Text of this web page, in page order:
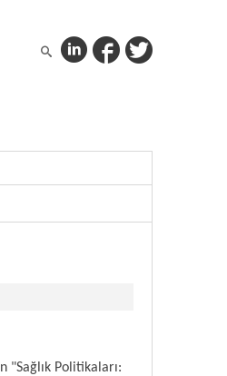
"Sağlık Politikaları: